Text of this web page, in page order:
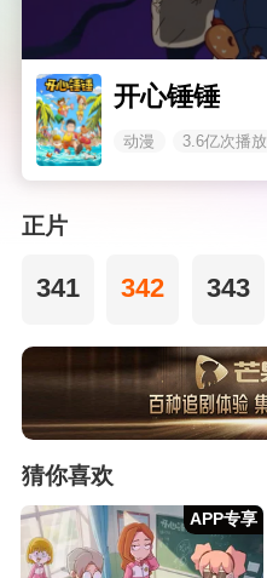
开心锤锤
动漫 3.6亿次播放
正片
341 342 343
猜你喜欢
APP专享